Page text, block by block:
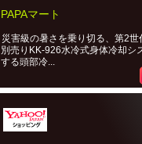
PAPAマート
災害級の暑さを乗り切る、第2世
別売りKK-926水冷式身体冷却シ
する頭部冷...